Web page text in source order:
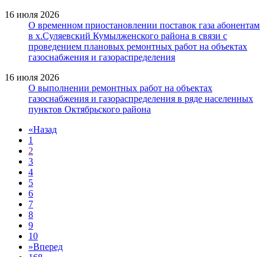
16 июля 2026
О временном приостановлении поставок газа абонентам
в х.Суляевский Кумылженского района в связи с
проведением плановых ремонтных работ на объектах
газоснабжения и газораспределения
16 июля 2026
О выполнении ремонтных работ на объектах
газоснабжения и газораспределения в ряде населенных
пунктов Октябрьского района
«Назад
1
2
3
4
5
6
7
8
9
10
»Вперед